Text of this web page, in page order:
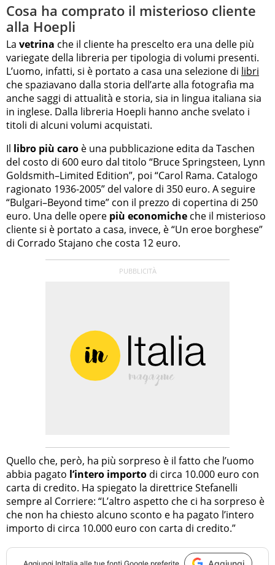
Cosa ha comprato il misterioso cliente
alla Hoepli
La vetrina che il cliente ha prescelto era una delle più
variegate della libreria per tipologia di volumi presenti.
L’uomo, infatti, si è portato a casa una selezione di libri
che spaziavano dalla storia dell’arte alla fotografia ma
anche saggi di attualità e storia, sia in lingua italiana sia
in inglese. Dalla libreria Hoepli hanno anche svelato i
titoli di alcuni volumi acquistati.
Il libro più caro è una pubblicazione edita da Taschen
del costo di 600 euro dal titolo “Bruce Springsteen, Lynn
Goldsmith–Limited Edition”, poi “Carol Rama. Catalogo
ragionato 1936-2005” del valore di 350 euro. A seguire
“Bulgari–Beyond time” con il prezzo di copertina di 250
euro. Una delle opere più economiche che il misterioso
cliente si è portato a casa, invece, è “Un eroe borghese”
di Corrado Stajano che costa 12 euro.
Quello che, però, ha più sorpreso è il fatto che l’uomo
abbia pagato l’intero importo di circa 10.000 euro con
carta di credito. Ha spiegato la direttrice Stefanelli
sempre al Corriere: “L’altro aspetto che ci ha sorpreso è
che non ha chiesto alcuno sconto e ha pagato l’intero
importo di circa 10.000 euro con carta di credito.”